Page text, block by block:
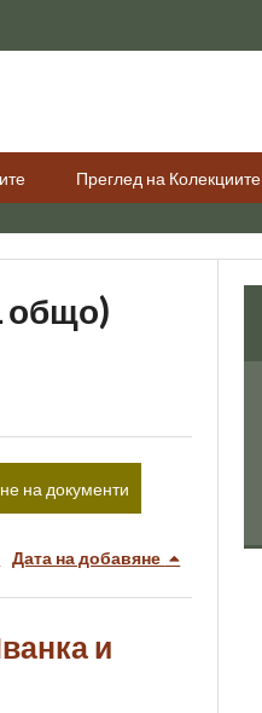
Преглед на Колекциите
общо)
на документи
Дата на добавяне
и